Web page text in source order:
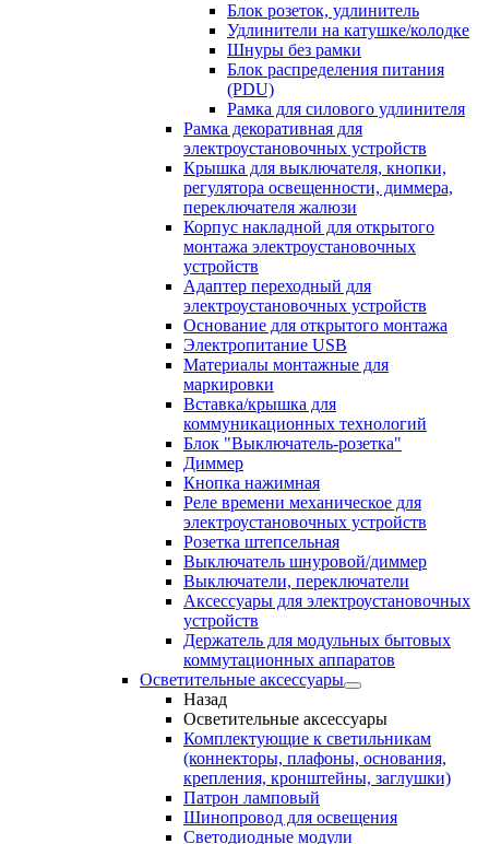
Блок розеток, удлинитель
Удлинители на катушке/колодке
Шнуры без рамки
Блок распределения питания
(PDU)
Рамка для силового удлинителя
Рамка декоративная для
электроустановочных устройств
Крышка для выключателя, кнопки,
регулятора освещенности, диммера,
переключателя жалюзи
Корпус накладной для открытого
монтажа электроустановочных
устройств
Адаптер переходный для
электроустановочных устройств
Основание для открытого монтажа
Электропитание USB
Материалы монтажные для
маркировки
Вставка/крышка для
коммуникационных технологий
Блок "Выключатель-розетка"
Диммер
Кнопка нажимная
Реле времени механическое для
электроустановочных устройств
Розетка штепсельная
Выключатель шнуровой/диммер
Выключатели, переключатели
Аксессуары для электроустановочных
устройств
Держатель для модульных бытовых
коммутационных аппаратов
Осветительные аксессуары
Назад
Осветительные аксессуары
Комплектующие к светильникам
(коннекторы, плафоны, основания,
крепления, кронштейны, заглушки)
Патрон ламповый
Шинопровод для освещения
Светодиодные модули